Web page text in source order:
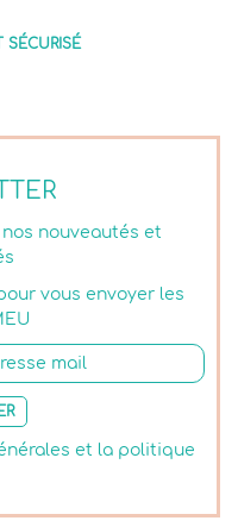
nouveautés et
vous envoyer les
et la politique
SÉCURISÉ